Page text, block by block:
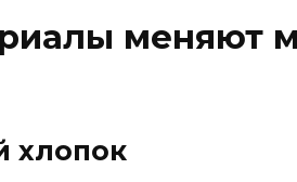
меняют
хлопок